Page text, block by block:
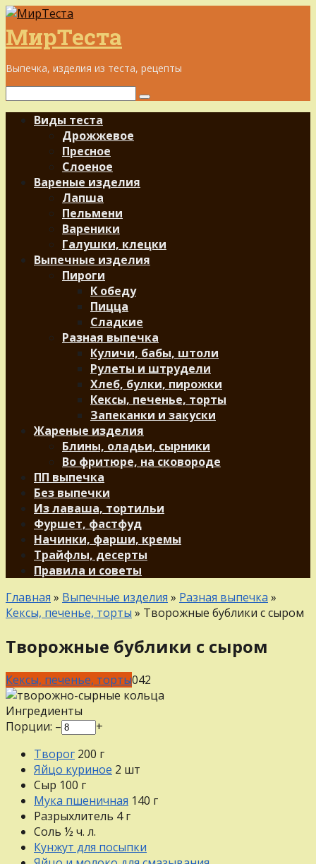
Перейти
к
контенту
МирТеста
Выпечка, изделия из теста, рецепты
Поиск:
Виды теста
Дрожжевое
Пресное
Слоеное
Вареные изделия
Лапша
Пельмени
Вареники
Галушки, клецки
Выпечные изделия
Пироги
К обеду
Пицца
Сладкие
Разная выпечка
Куличи, бабы, штоли
Рулеты и штрудели
Хлеб, булки, пирожки
Кексы, печенье, торты
Запеканки и закуски
Жареные изделия
Блины, оладьи, сырники
Во фритюре, на сковороде
ПП выпечка
Без выпечки
Из лаваша, тортильи
Фуршет, фастфуд
Начинки, фарши, кремы
Трайфлы, десерты
Правила и советы
Главная » Выпечные изделия » Разная выпечка »
Кексы, печенье, торты » Творожные бублики с сыром
Творожные бублики с сыром
Кексы, печенье, торты042
Ингредиенты
Порции: –
+
Творог 200 г
Яйцо куриное 2 шт
Сыр 100 г
Мука пшеничная 140 г
Разрыхлитель 4г
Соль ½ ч. л.
Кунжут для посыпки